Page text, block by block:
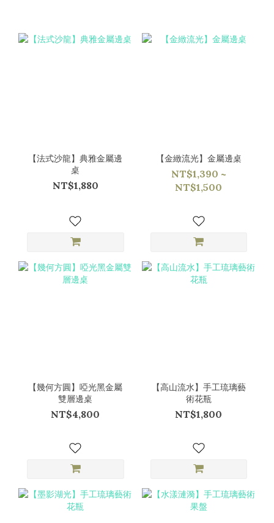
【法式沙龍】典雅金屬邊
桌
NT$1,880
【金緻流光】金屬邊桌
NT$1,390 ~
NT$1,500
【幾何方圓】啞光黑金屬
雙層邊桌
NT$4,800
【高山流水】手工琉璃藝
術花瓶
NT$1,800